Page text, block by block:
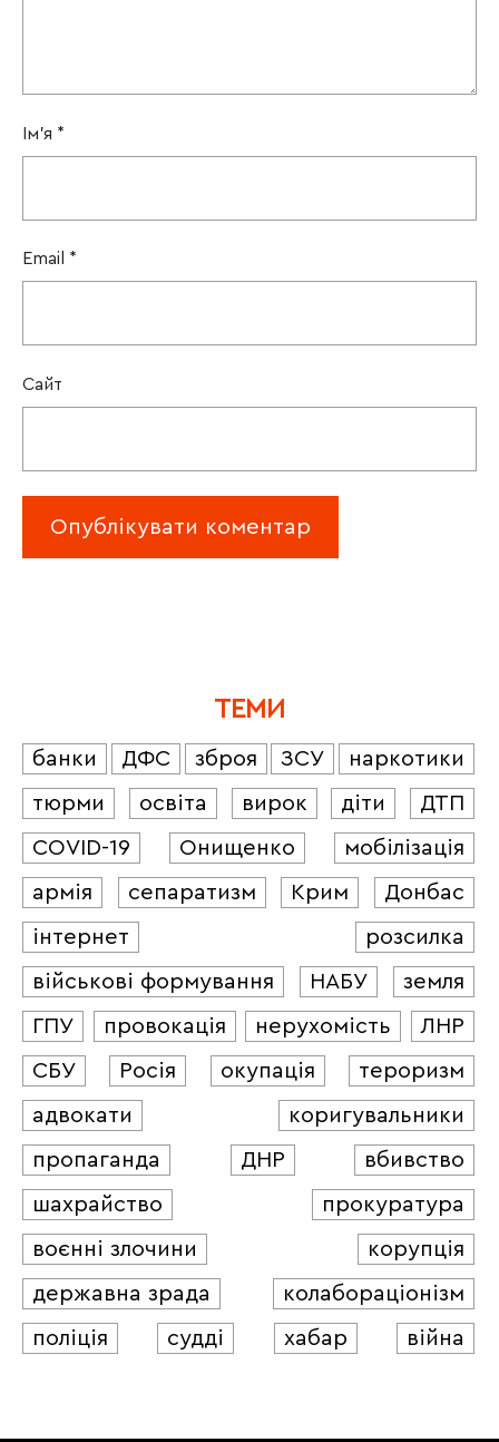
Ім'я *
Email *
Сайт
ТЕМИ
банки ДФС зброя ЗСУ
наркотики
тюрми
освіта вирок діти
ДТП
COVID-19
Онищенко
мобілізація
армія
сепаратизм Крим
Донбас
інтернет
розсилка
військові формування
НАБУ
земля
ГПУ
провокація нерухомість
ЛНР
СБУ
Росія окупація
тероризм
адвокати
коригувальники
пропаганда
ДНР
вбивство
шахрайство
прокуратура
воєнні злочини
корупція
державна зрада
колабораціонізм
поліція
судді хабар війна